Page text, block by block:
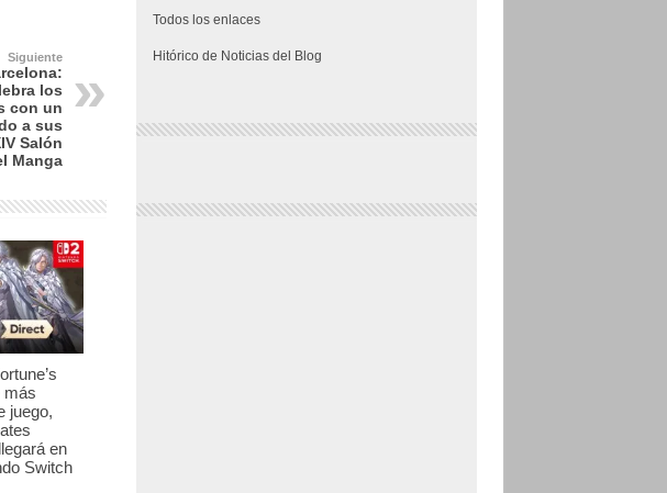
Siguiente
los
con un
a sus
Salón
Manga
más
juego,
en
Switch
Todos los enlaces
Hitórico de Noticias del Blog